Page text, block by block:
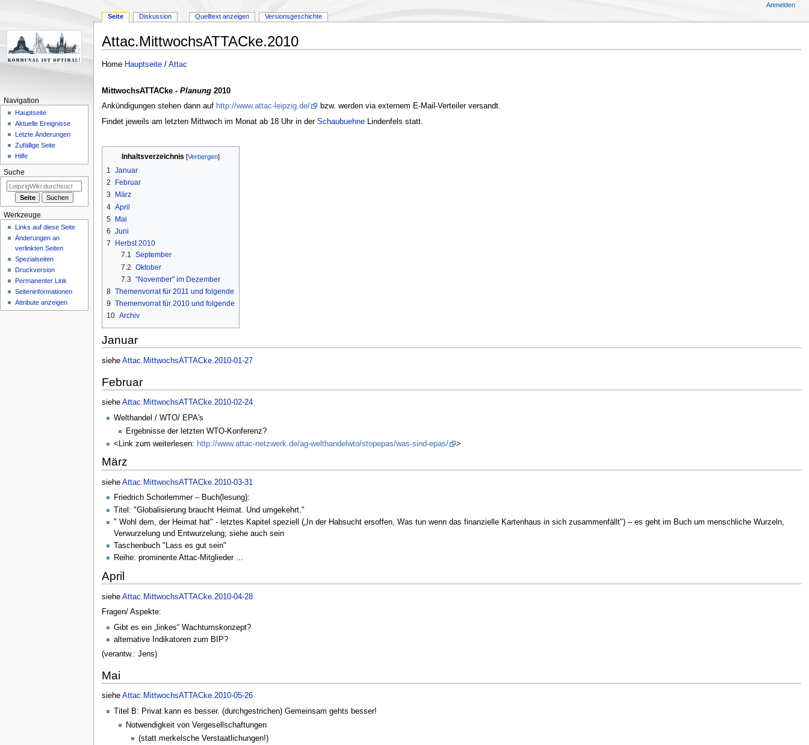
Attac.MittwochsATTACke.2010
Zur
springen
Zur
springen
Home Hauptseite/ Attac
MittwochsATTACke - Planung2010
Ankündigungen stehen dann auf http://www.attac-leipzig.de/
bzw. werden via externem E-Mail-Verteiler versandt.
Findet jeweils am letzten Mittwoch im Monat ab 18 Uhr in der SchaubuehneLindenfels statt.
Inhaltsverzeichnis
1 Januar
2
Februar
3
März
4 April
5 Mai
6 Juni
7
Herbst 2010
7.1 September
7.2 Oktober
7.3 "November" im Dezember
8 Themenvorrat für 2011 und folgende
9 Themenvorrat für 2010 und folgende
10 Archiv
Januar
siehe Attac.MittwochsATTACke.2010-01-27
Februar
siehe Attac.MittwochsATTACke.2010-02-24
Welthandel / WTO/ EPA's
Ergebnisse der letzten WTO-Konferenz?
<Link zum weiterlesen: http://www.attac-netzwerk.de/ag-welthandelwto/stopepas/was-sind-epas/ >
März
siehe Attac.MittwochsATTACke.2010-03-31
Friedrich Schorlemmer – Buch(lesung):
Titel: "Globalisierung braucht Heimat. Und umgekehrt."
" Wohl dem, der Heimat hat" - letztes Kapitel speziell („In der Habsucht ersoffen, Was tun wenn das finanzielle Kartenhaus in sich zusammenfällt") – es geht im Buch um menschliche Wurzeln,
Verwurzelung und Entwurzelung; siehe auch sein
Taschenbuch "Lass es gut sein"
Reihe: prominente Attac-Mitglieder ...
April
siehe Attac.MittwochsATTACke.2010-04-28
Fragen/ Aspekte:
Gibt es ein „linkes“ Wachtumskonzept?
alternative Indikatoren zum BIP?
(verantw.: Jens)
Mai
siehe Attac.MittwochsATTACke.2010-05-26
Titel B: Privat kann es besser. (durchgestrichen) Gemeinsam gehts besser!
Notwendigkeit von Vergesellschaftungen
(statt merkelsche Verstaatlichungen!)
Seite Diskussion Quelltext anzeigen Versionsgeschichte
Anmelden
Navigation
Hauptseite
Aktuelle Ereignisse
Letzte Änderungen
Zufällige Seite
Hilfe
Suche
Werkzeuge
Links auf diese Seite
Änderungen an
verlinkten Seiten
Spezialseiten
Druckversion
Permanenter Link
Seiten­informationen
Attribute anzeigen